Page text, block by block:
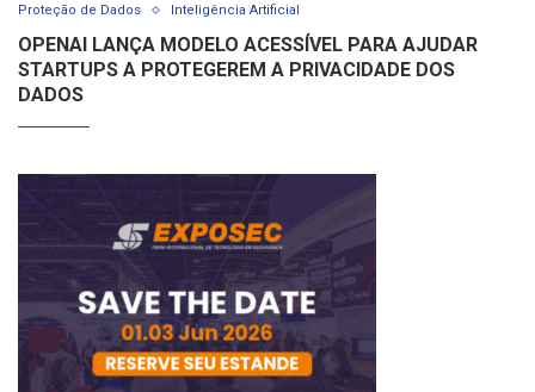
Proteção de Dados Inteligência Artificial
OPENAI LANÇA MODELO ACESSÍVEL PARA AJUDAR
STARTUPS A PROTEGEREM A PRIVACIDADE DOS
DADOS